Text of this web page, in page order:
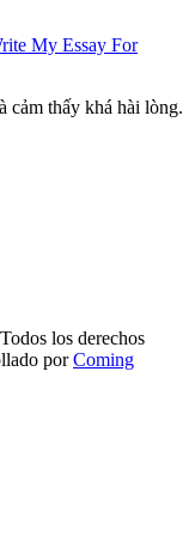
My Essay For
cảm thấy khá hài lòng.
los derechos
porComing